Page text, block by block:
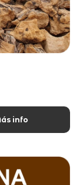
info